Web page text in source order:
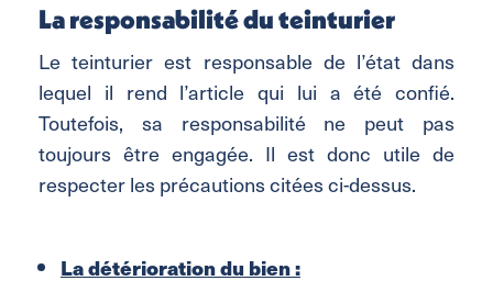
La responsabilité du teinturier
Le teinturier est responsable de l’état dans
lequel il rend l’article qui lui a été confié.
Toutefois, sa responsabilité ne peut pas
toujours être engagée. Il est donc utile de
respecter les précautions citées ci-dessus.
La détérioration du bien :